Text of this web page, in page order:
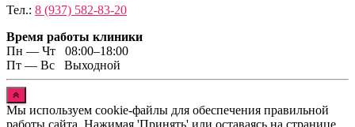
Тел.: 8 (937) 582-83-20
Время работы клиники
Пн — Чт 08:00–18:00
Пт — Вс Выходной
Мы используем cookie-файлы для обеспечения правильной
работы сайта. Нажимая 'Принять' или оставаясь на странице,